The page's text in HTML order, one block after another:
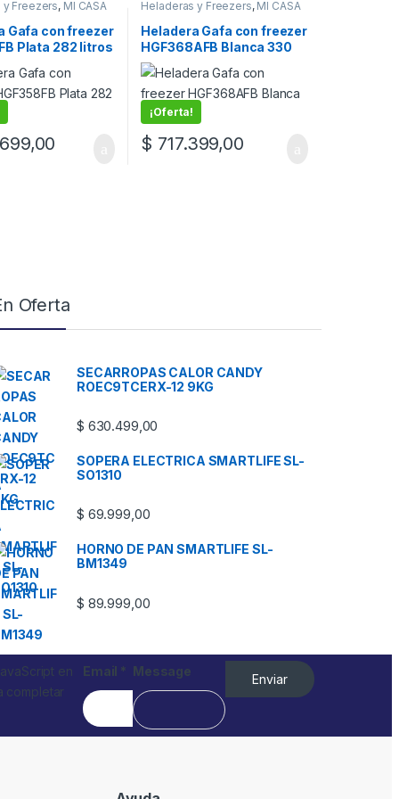
Freezers, MI CASA
Gafa con freezer
Plata 282 litros
Heladeras y Freezers, MI CASA
Heladera Gafa con freezer
HGF368AFB Blanca 330
litros
¡Oferta!
$ 717.399,00
Oferta
SECARROPAS CALOR CANDY
ROEC9TCERX-12 9KG
$ 630.499,00
SOPERA ELECTRICA SMARTLIFE SL-
SO1310
$ 69.999,00
HORNO DE PAN SMARTLIFE SL-
BM1349
$ 89.999,00
en
completar
Email * Message
Enviar